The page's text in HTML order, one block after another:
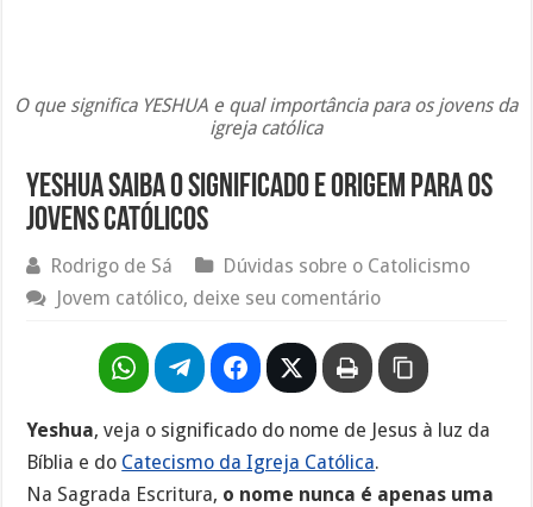
O que significa YESHUA e qual importância para os jovens da
igreja católica
Yeshua saiba o significado e origem para os
jovens católicos
Rodrigo de Sá
Dúvidas sobre o Catolicismo
Jovem católico, deixe seu comentário
Yeshua, veja o significado do nome de Jesus à luz da
Bíblia e do Catecismo da Igreja Católica.
Na Sagrada Escritura, o nome nunca é apenas uma